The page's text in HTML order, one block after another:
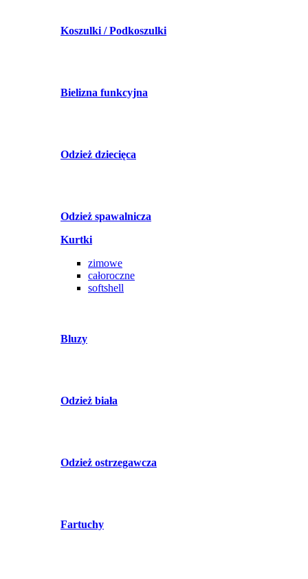
Koszulki / Podkoszulki
Bielizna funkcyjna
Odzież dziecięca
Odzież spawalnicza
Kurtki
zimowe
całoroczne
softshell
Bluzy
Odzież biała
Odzież ostrzegawcza
Fartuchy